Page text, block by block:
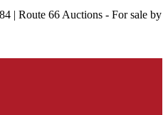
| Route 66 Auctions - For sale by